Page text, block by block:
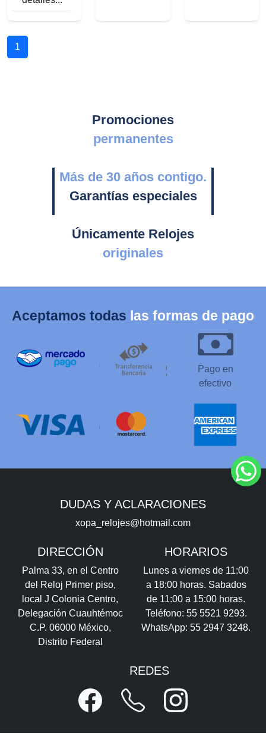
1
Promociones
permanentes
Más de 30 años contigo.
Garantías especiales
Únicamente Relojes
originales
Aceptamos todas las formas de pago
Pago en
efectivo
DUDAS Y ACLARACIONES
xopa_relojes@hotmail.com
DIRECCIÓN
Palma 33, en el Centro
del Reloj Primer piso,
local J Colonia Centro,
Delegación Cuauhtémoc
C.P. 06000 México,
Distrito Federal
HORARIOS
Lunes a viernes de 11:00
a 18:00 horas. Sabados
de 11:00 a 15:00 horas.
Teléfono: 55 5521 9293.
WhatsApp: 55 2947 3248.
REDES